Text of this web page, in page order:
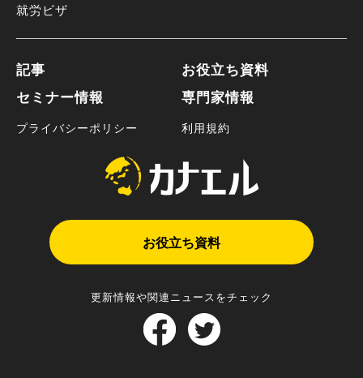
就労ビザ
記事
お役立ち資料
セミナー情報
専門家情報
プライバシーポリシー 利用規約
お役立ち資料
更新情報や関連ニュースをチェック